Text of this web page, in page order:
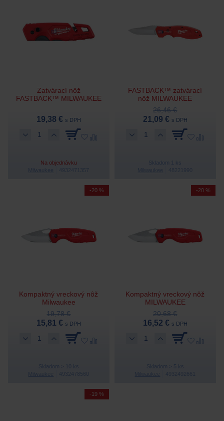
Zatvárací nôž
FASTBACK™ MILWAUKEE
19,38 € s DPH
Na objednávku
FASTBACK™ zatvárací
nôž MILWAUKEE
26,46 €
21,09 € s DPH
Skladom 1 ks
-20 %
Kompaktný vreckový nôž
Milwaukee
19,78 €
15,81 € s DPH
Skladom > 10 ks
-20 %
Kompaktný vreckový nôž
MILWAUKEE
20,68 €
16,52 € s DPH
Skladom > 5 ks
-19 %